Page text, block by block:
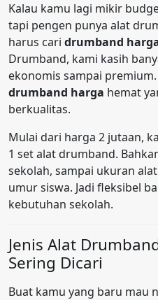
Kalau kamu lagi mikir
tapi pengen punya alat
harus cari drumband
Drumband, kami kasih
ekonomis sampai
drumband harga hemat
berkualitas.
Mulai dari harga 2 jutaan,
1 set alat drumband.
sekolah, sampai ukuran
umur siswa. Jadi fleksibel
kebutuhan sekolah.
Jenis Alat
Sering Dicari
Buat kamu yang baru mau